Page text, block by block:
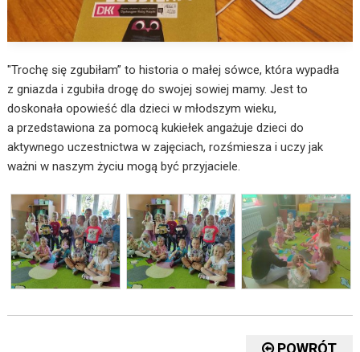
"Trochę się zgubiłam” to historia o małej sówce, która wypadła
z gniazda i zgubiła drogę do swojej sowiej mamy. Jest to
doskonała opowieść dla dzieci w młodszym wieku,
a przedstawiona za pomocą kukiełek angażuje dzieci do
aktywnego uczestnictwa w zajęciach, rozśmiesza i uczy jak
ważni w naszym życiu mogą być przyjaciele.